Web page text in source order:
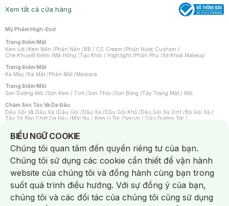
Xem tất cả cửa hàng
Mỹ Phẩm High-End
Trang Điểm Mặt
Kem Lót /Kem Nền /Phấn Nền /BB / CC Cream /Phấn Nước Cushion /
Che Khuyết Điểm /Má Hồng /Tạo Khối / Highlight /Phấn Phủ /Xịt Khoá Makeup
Trang Điểm Mắt
Kẻ Mày /Kẻ Mắt /Phấn Mắt /Mascara
Trang Điểm Môi
Son Dưỡng Môi /Son Kem / Tint /Son Thỏi /Son Bóng /Tẩy Trang Mắt / Môi
Chăm Sóc Tóc Và Da Đầu
Dầu Gội Và Dầu Xả /Dầu Gội /Dầu Xả /Dầu Gội Khô /Dầu Gội Xả 2in1 /Bộ Gội Xả /
Tẩy Tế Bào Chết Da Đầu /Mặt Nạ / Kem Ủ Tóc /Serum / Dầu Dưỡng Tóc /
Máy Sấy Tóc
Lược
Kem Tẩy Lông/Dụng Cụ Tẩy Lông
Nước Hoa
Nước Hoa Nam Nước Hoa Cao Cấp Xịt Thơm Toàn Thân
Nước Hoa Vùng Kín
Chăm Sóc Cá Nhân
Chống Muỗi
Khẩu Trang Máy Massage Mặt Nạ Xông Hơi/Nước Rửa Tay
Sản Phẩm Chăm Sóc Khác/ Bàn Chải Đánh Răng /Bàn Chải Điện/
BIỂU NGỮ COOKIE
Notice about cookies usage
Chúng tôi quan tâm đến quyền riêng tư của bạn.
Chúng tôi sử dụng các cookie cần thiết để vận hành
website của chúng tôi và đồng hành cùng bạn trong
suốt quá trình điều hướng. Với sự đồng ý của bạn,
chúng tôi và các đối tác của chúng tôi cũng sử dụng